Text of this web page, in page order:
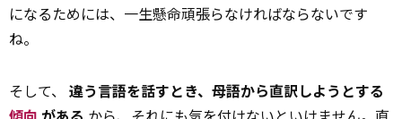
になるためには、一生懸命頑張らなければならないです
ね。
そして、 違う言語を話すとき、母語から直訳しようとする